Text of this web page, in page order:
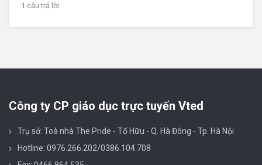
1 câu trả lời
Công ty CP giáo dục trực tuyến Vted
Trụ sở: Toà nhà The Pride - Tố Hữu - Q. Hà Đông - Tp. Hà Nội
Hotline: 0976.266.202/0386.104.708